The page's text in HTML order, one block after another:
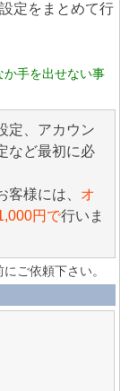
定をまとめて行
か手を出せない事
定、アカウン
など最初に必
様には、 オ
円で行いま
ご依頼下さい。